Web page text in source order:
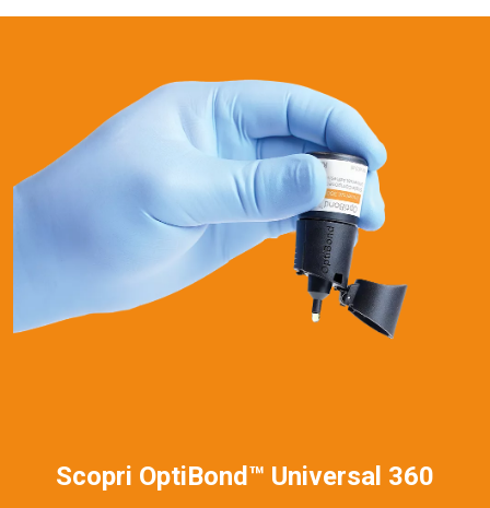
Scopri OptiBond™ Universal 360